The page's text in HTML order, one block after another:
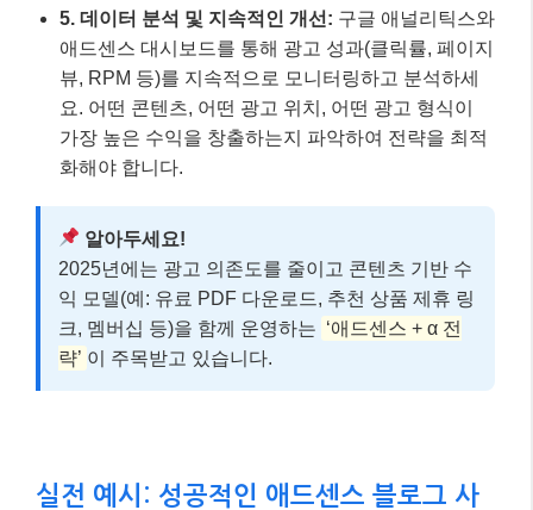
5. 데이터 분석 및 지속적인 개선: 구글 애널리틱스와
애드센스 대시보드를 통해 광고 성과(클릭률, 페이지
뷰, RPM 등)를 지속적으로 모니터링하고 분석하세
요. 어떤 콘텐츠, 어떤 광고 위치, 어떤 광고 형식이
가장 높은 수익을 창출하는지 파악하여 전략을 최적
화해야 합니다.
알아두세요!
2025년에는 광고 의존도를 줄이고 콘텐츠 기반 수
익 모델(예: 유료 PDF 다운로드, 추천 상품 제휴 링
크, 멤버십 등)을 함께 운영하는 ‘애드센스 + α 전
략’ 이 주목받고 있습니다.
실전 예시: 성공적인 애드센스 블로그 사